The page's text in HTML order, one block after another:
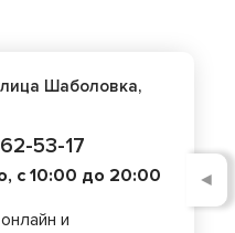
Шаболовка,
53-17
с 10:00 до 20:00
и
◄